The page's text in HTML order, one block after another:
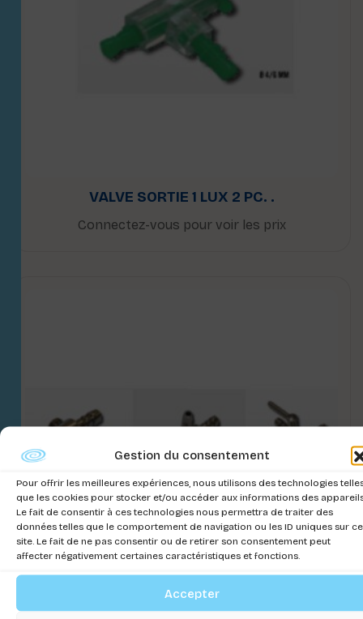
Gestion du consentement
Pour offrir les meilleures expériences, nous utilisons des technologies
que les cookies pour stocker et/ou accéder aux informations des
Le fait de consentir à ces technologies nous permettra de traiter des
données telles que le comportement de navigation ou les ID uniques sur ce
site. Le fait de ne pas consentir ou de retirer son consentement peut
affecter négativement certaines caractéristiques et fonctions.
Accepter
VALVE SORTIE 1 LUX 2 PC. .
Connectez-vous pour voir les prix